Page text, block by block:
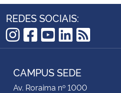
REDES SOCIAIS:
Instagram
Facebook
YouTube
LinkedIn
RSS
CAMPUS SEDE
Av. Roraima nº 1000